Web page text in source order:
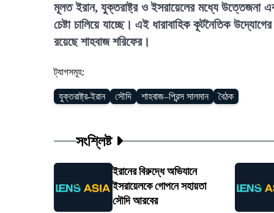
মূলত ইরান, যুক্তরাষ্ট্র ও ইসরায়েলের মধ্যে উত্তেজনা
চেষ্টা চালিয়ে যাচ্ছে। এই ধারাবাহিক কূটনৈতিক
রয়েছে শাহবাজ শরিফের।
ট্যাগসমূহ:
যুক্তরাষ্ট্র-ইরান সৌদি শাহবাজ–প্রিন্স সালমান বৈঠক
সংশ্লিষ্ট
ইরানের বিরুদ্ধে অভিযানে
ইসরায়েলকে গোপনে সহায়তা
সৌদি আরবের